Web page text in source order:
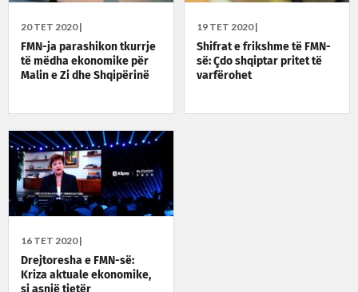
20 TET 2020 |
FMN-ja parashikon tkurrje
të mëdha ekonomike për
Malin e Zi dhe Shqipërinë
19 TET 2020 |
Shifrat e frikshme të FMN-
së: Çdo shqiptar pritet të
varfërohet
16 TET 2020 |
Drejtoresha e FMN-së:
Kriza aktuale ekonomike,